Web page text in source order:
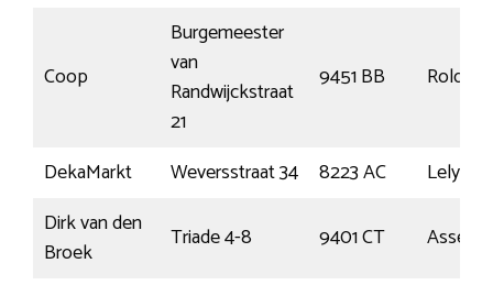
Coop
Burgemeester
van
Randwijckstraat
21
9451 BB Rolde
DekaMarkt Weversstraat 34 8223 AC
Lelystad
Dirk van den
Broek
Triade 4-8 9401 CT Assen